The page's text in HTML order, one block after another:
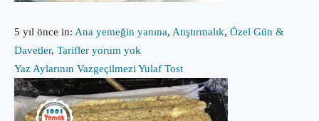
5 yıl önce in: Ana yemeğin yanına, Atıştırmalık, Özel Gün &
Davetler, Tarifler yorum yok
Yaz Aylarının Vazgeçilmezi Yulaf Tost